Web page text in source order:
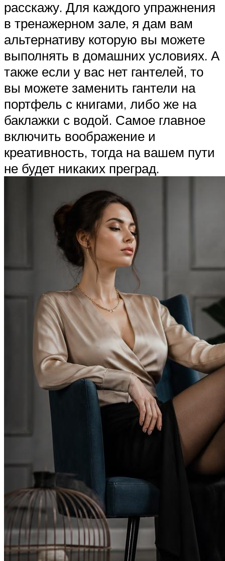
расскажу. Для каждого упражнения
в тренажерном зале, я дам вам
альтернативу которую вы можете
выполнять в домашних условиях. А
также если у вас нет гантелей, то
вы можете заменить гантели на
портфель с книгами, либо же на
баклажки с водой. Самое главное
включить воображение и
креативность, тогда на вашем пути
не будет никаких преград.